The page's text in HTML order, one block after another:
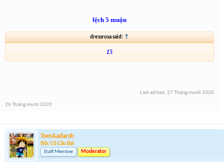
lệch 5 muộn
dressrosa said: ↑
15
Last edited: 27 Tháng mười 2020
26 Tháng mười 2020
TomAadarsh
Độc Cô Cầu Bại
Staff Member
Moderator